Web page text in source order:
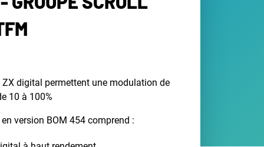
ZX digital permettent une modulation de
10 à 100%
version BOM 454 comprend :